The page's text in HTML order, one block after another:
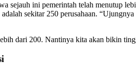
sejauh ini pemerintah telah menutup
sekitar 250 perusahaan.
dari 200. Nantinya kita akan bikin